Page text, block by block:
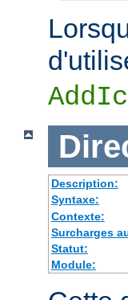
Description:
Syntaxe:
Contexte:
Surcharges
Statut:
Module: